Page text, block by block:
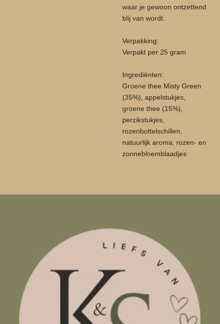
waar je gewoon ontzettend
blij van wordt.
Verpakking:
Verpakt per 25 gram
Ingrediënten:
Groene thee Misty Green
(35%), appelstukjes,
groene thee (15%),
perzikstukjes,
rozenbottelschillen,
natuurlijk aroma, rozen- en
zonnebloemblaadjes